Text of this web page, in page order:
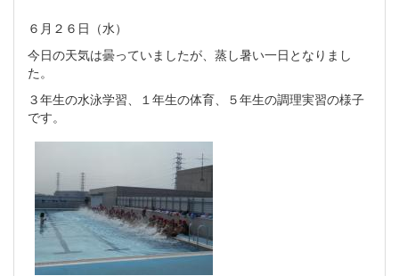
６月２６日（水）
今日の天気は曇っていましたが、蒸し暑い一日となりまし
た。
３年生の水泳学習、１年生の体育、５年生の調理実習の様子
です。